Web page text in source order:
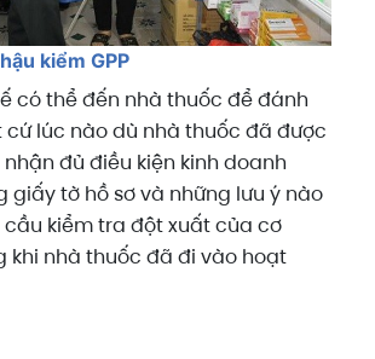
kiểm GPP
có thể đến nhà thuốc để đánh
lúc nào dù nhà thuốc đã được
đủ điều kiện kinh doanh
giấy tờ hồ sơ và những lưu ý nào
kiểm tra đột xuất của cơ
khi nhà thuốc đã đi vào hoạt